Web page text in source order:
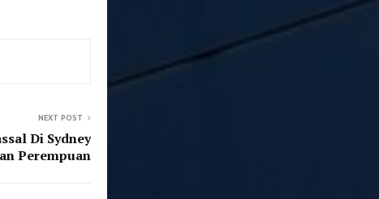
NEXT POST
Di Sydney
Perempuan